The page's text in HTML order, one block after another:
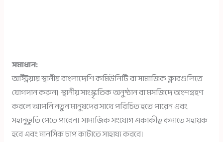
সমাধান:
অস্ট্রিয়ায় স্থানীয় বাংলাদেশি কমিউনিটি বা সামাজিক ক্লাবগুলিতে
যোগদান করুন। স্থানীয় সাংস্কৃতিক অনুষ্ঠান বা মসজিদে অংশগ্রহণ
করলে আপনি নতুন মানুষদের সাথে পরিচিত হতে পারেন এবং
সহানুভূতি পেতে পারেন। সামাজিক সংযোগ একাকীত্ব কমাতে সহায়ক
হবে এবং মানসিক চাপ কাটাতে সাহায্য করবে।